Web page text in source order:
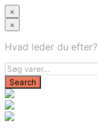
×
×
Hvad leder du efter?